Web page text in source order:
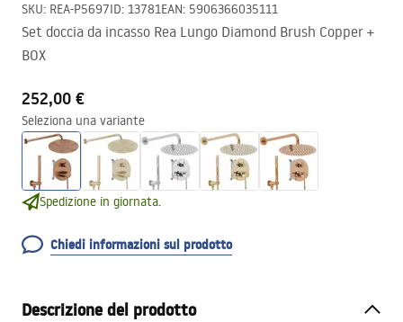
SKU: REA-P5697ID: 13781EAN: 5906366035111
Set doccia da incasso Rea Lungo Diamond Brush Copper +
BOX
252,00 €
Seleziona una variante
Spedizione in giornata.
Chiedi informazioni sul prodotto
Descrizione del prodotto